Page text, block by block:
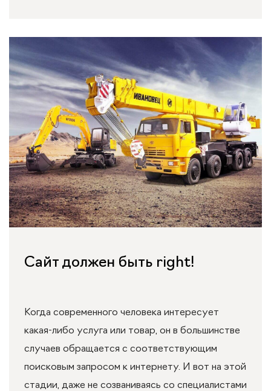
Сайт должен быть right!
Когда современного человека интересует
какая-либо услуга или товар, он в большинстве
случаев обращается с соответствующим
поисковым запросом к интернету. И вот на этой
стадии, даже не созваниваясь со специалистами